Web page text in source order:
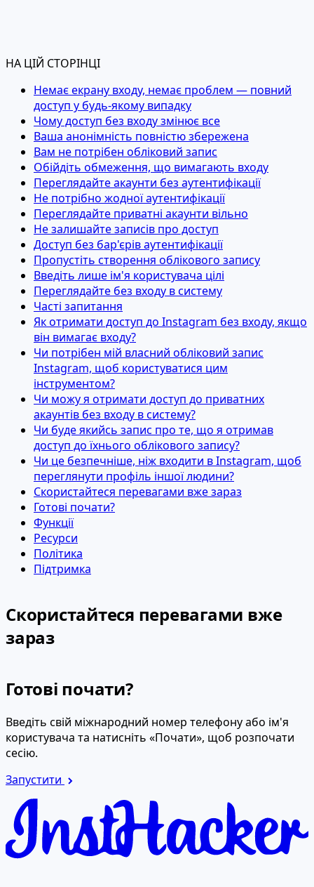
НА ЦІЙ СТОРІНЦІ
Немає екрану входу, немає проблем — повний
доступ у будь-якому випадку
Чому доступ без входу змінює все
Ваша анонімність повністю збережена
Вам не потрібен обліковий запис
Обійдіть обмеження, що вимагають входу
Переглядайте акаунти без аутентифікації
Не потрібно жодної аутентифікації
Переглядайте приватні акаунти вільно
Не залишайте записів про доступ
Доступ без бар'єрів аутентифікації
Пропустіть створення облікового запису
Введіть лише ім'я користувача цілі
Переглядайте без входу в систему
Часті запитання
Як отримати доступ до Instagram без входу, якщо
він вимагає входу?
Чи потрібен мій власний обліковий запис
Instagram, щоб користуватися цим
інструментом?
Чи можу я отримати доступ до приватних
акаунтів без входу в систему?
Чи буде якийсь запис про те, що я отримав
доступ до їхнього облікового запису?
Чи це безпечніше, ніж входити в Instagram, щоб
переглянути профіль іншої людини?
Скористайтеся перевагами вже зараз
Готові почати?
Функції
Ресурси
Політика
Підтримка
Скористайтеся перевагами вже
зараз
Готові почати?
Введіть свій міжнародний номер телефону або ім'я
користувача та натисніть «Почати», щоб розпочати
сесію.
Запустити